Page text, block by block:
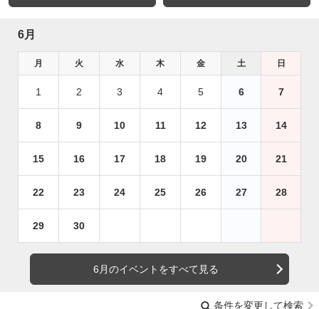
6月
月 火 水 木 金 土 日
1 2 3 4 5 6 7
8 9 10 11 12 13 14
15 16 17 18 19 20 21
22 23 24 25 26 27 28
29 30
6月のイベントをすべて見る
条件を変更して検索